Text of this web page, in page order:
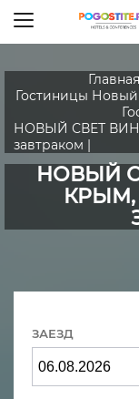
Главная
Гостиницы
НОВЫЙ СВЕТ
завтраком |
НОВЫЙ
ЗАЕЗД